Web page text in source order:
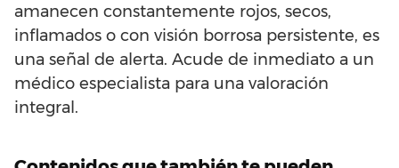
amanecen constantemente rojos, secos,
inflamados o con visión borrosa persistente, es
una señal de alerta. Acude de inmediato a un
médico especialista para una valoración
integral.